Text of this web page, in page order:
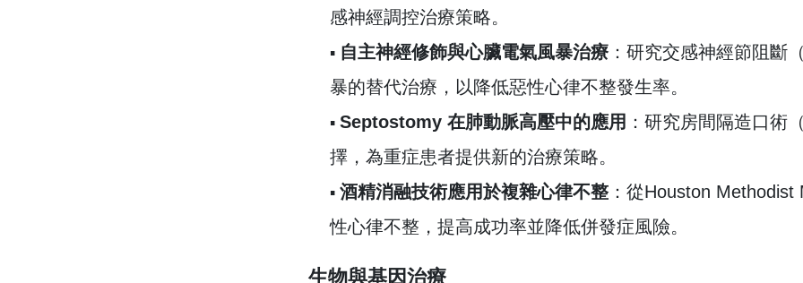
感神經調控治療策略。
▪︎ 自主神經修飾與心臟電氣風暴治療：研究交感神經節阻斷
暴的替代治療，以降低惡性心律不整發生率。
▪︎ Septostomy 在肺動脈高壓中的應用 ：研究房間隔造口術
擇，為重症患者提供新的治療策略。
▪︎ 酒精消融技術應用於複雜心律不整：從Houston Methodist
性心律不整，提高成功率並降低併發症風險。
生物與基因治療